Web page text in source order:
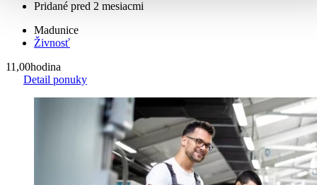
Pridané pred 2 mesiacmi
Madunice
Živnosť
11,00hodina
Detail ponuky